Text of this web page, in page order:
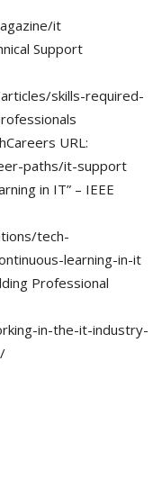
it
Support
skills-required-
URL:
paths/it-support
in IT” – IEEE
tech-
learning-in-it
Professional
in-the-it-industry-